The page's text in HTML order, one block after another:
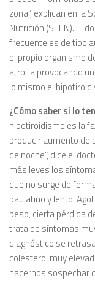
zona”, explican en la
Nutrición (SEEN). El
frecuente es de tipo
el propio organismo
atrofia provocando
lo mismo el
¿Cómo saber si lo
hipotiroidismo es Ia
producir aumento de
de noche”, dice el
más leves los
que no surge de
paulatino y lento.
peso, cierta pérdida
trata de síntomas
diagnóstico se
colesterol muy
hacernos sospechar